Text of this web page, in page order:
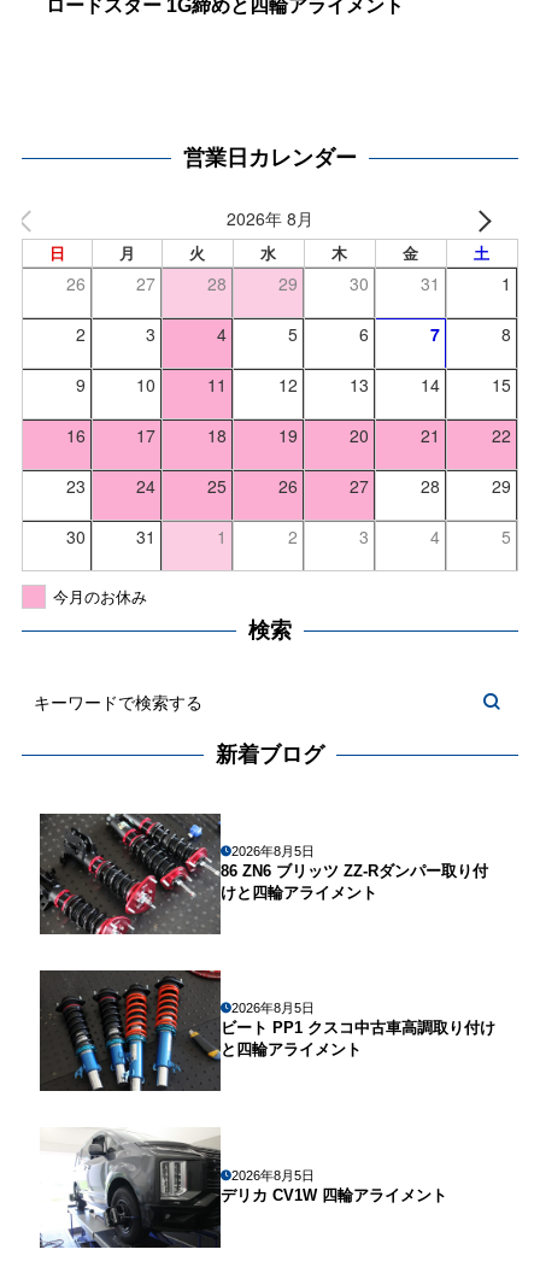
ロードスター 1G締めと四輪アライメント
営業日カレンダー
2026年 8月
日 月 火 水 木 金 土
26 27 28 29 30 31 1
2 3 4 5 6 7 8
9 10 11 12 13 14 15
16 17 18 19 20 21 22
23 24 25 26 27 28 29
30 31 1 2 3 4 5
今月のお休み
検索
新着ブログ
2026年8月5日
86 ZN6 ブリッツ ZZ-Rダンパー取り付
けと四輪アライメント
2026年8月5日
ビート PP1 クスコ中古車高調取り付け
と四輪アライメント
2026年8月5日
デリカ CV1W 四輪アライメント